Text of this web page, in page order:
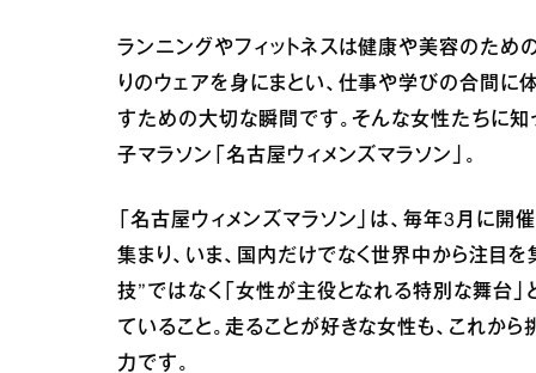
ランニングやフィットネスは健康や美容のため
りのウェアを身にまとい、仕事や学びの合間に
すための大切な瞬間です。そんな女性たちに
子マラソン「名古屋ウィメンズマラソン」。
「名古屋ウィメンズマラソン」は、毎年3月に
集まり、いま、国内だけでなく世界中から注目
技”ではなく「女性が主役となれる特別な舞台
ていること。走ることが好きな女性も、これか
力です。